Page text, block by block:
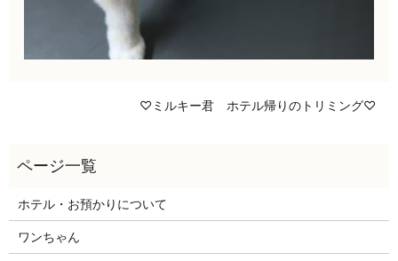
♡ミルキー君 ホテル帰りのトリミング♡
ホテル・お預かりについて
ワンちゃん